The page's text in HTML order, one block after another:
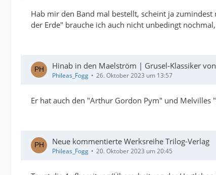
Hab mir den Band mal bestellt, scheint ja
der Erde" brauche ich auch nicht unbedingt
Hinab in den Maelström | Grusel-Klassiker
Phileas_Fogg 26. Oktober 2023 um 13:57
Er hat auch den "Arthur Gordon Pym" und Melvilles
Neue kommentierte Werksreihe Trilog-Verlag
Phileas_Fogg 20. Oktober 2023 um 20:45